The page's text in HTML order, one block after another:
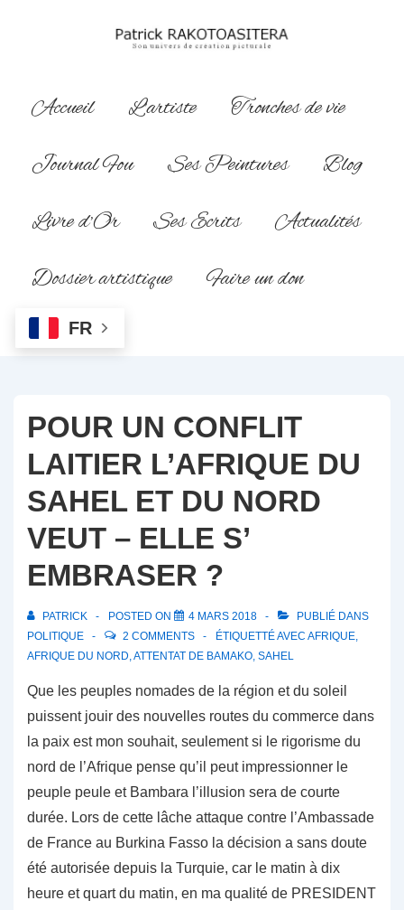
principal
Navigation
Accueil L’artiste
Tronches de vie
Journal Fou
Ses Peintures
Blog
Livre d’Or
Ses Ecrits
Actualités
Dossier artistique
Faire un don
FR
POUR UN CONFLIT
LAITIER L’AFRIQUE DU
SAHEL ET DU NORD
VEUT – ELLE S’
EMBRASER ?
PATRICK POSTED ON 4 MARS 2018
PUBLIÉ DANS
POLITIQUE
2 COMMENTS ÉTIQUETTÉ AVEC AFRIQUE,
AFRIQUE DU NORD,ATTENTAT DE BAMAKO, SAHEL
Que les peuples nomades de la région et du soleil
puissent jouir des nouvelles routes du commerce dans
la paix est mon souhait, seulement si le rigorisme du
nord de l’Afrique pense qu’il peut impressionner le
peuple peule et Bambara l’illusion sera de courte
durée. Lors de cette lâche attaque contre l’Ambassade
de France au Burkina Fasso la décision a sans doute
été autorisée depuis la Turquie, car le matin à dix
heure et quart du matin, en ma qualité de PRESIDENT